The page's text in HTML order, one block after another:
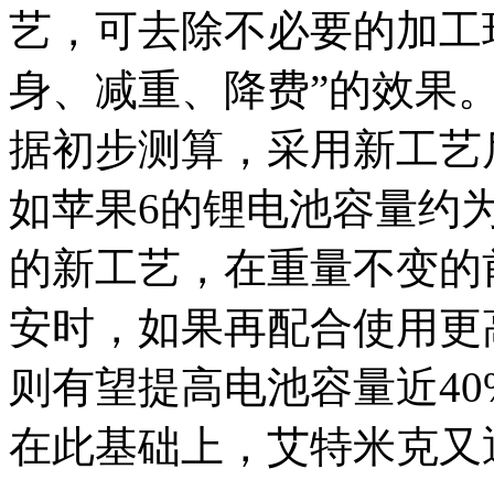
艺，可去除不必要的加
身、减重、降费”的效果
据初步测算，采用新工
如苹果6的锂电池容量约
的新工艺，在重量不变
安时，如果再配合使用
则有望提高电池容量近
在此基础上，艾特米克